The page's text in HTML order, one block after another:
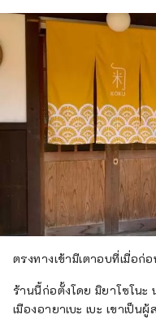
ตรงทางเข้ามีเตาอบที่เมื่อก่
ร้านนี้ก่อตั้งโดย มิยาโซโนะ
เมืองอายาเบะ เบะ เขาเป็